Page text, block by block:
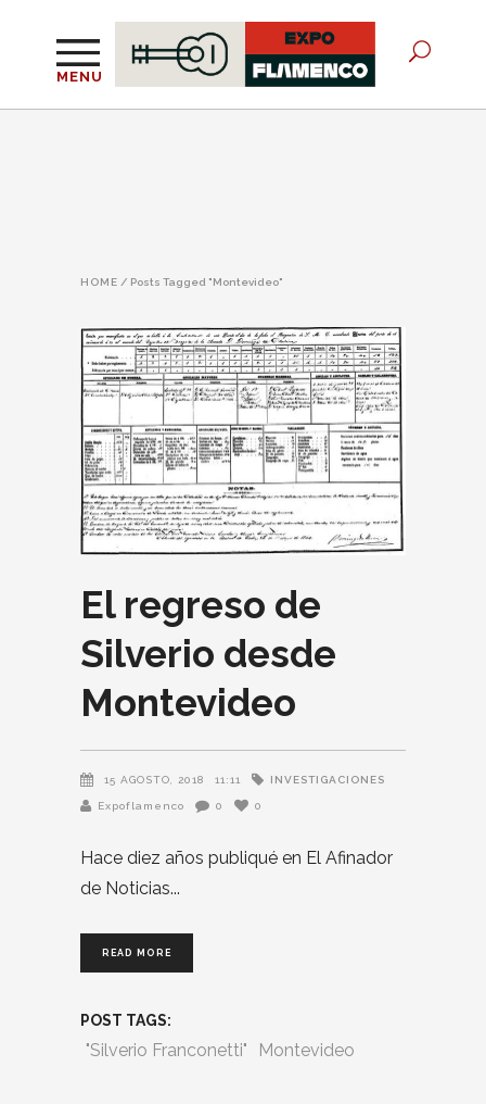
MENU
HOME / Posts Tagged "Montevideo"
El regreso de
Silverio desde
Montevideo
15 AGOSTO, 2018 11:11 INVESTIGACIONES
Expoflamenco 0 0
Hace diez años publiqué en El Afinador
de Noticias
READ MORE
POST TAGS:
"Silverio Franconetti" Montevideo